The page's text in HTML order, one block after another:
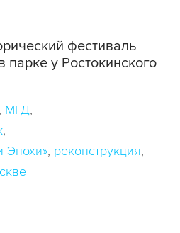
фестиваль
парке у Ростокинского
МГД
Эпохи» реконструкция